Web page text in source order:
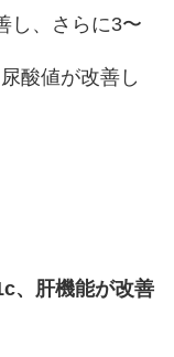
し、さらに3〜
酸値が改善し
、肝機能が改善